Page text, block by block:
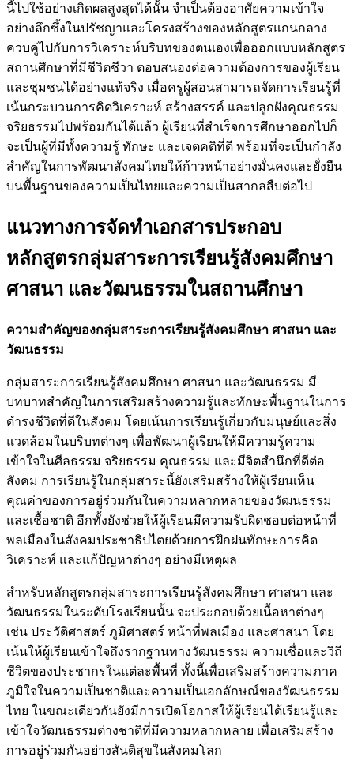
นี้ไปใช้อย่างเกิดผลสูงสุดได้นั้น จำเป็นต้องอาศัยความเข้าใจ
อย่างลึกซึ้งในปรัชญาและโครงสร้างของหลักสูตรแกนกลาง
ควบคู่ไปกับการวิเคราะห์บริบทของตนเองเพื่อออกแบบหลักสูตร
สถานศึกษาที่มีชีวิตชีวา ตอบสนองต่อความต้องการของผู้เรียน
และชุมชนได้อย่างแท้จริง เมื่อครูผู้สอนสามารถจัดการเรียนรู้ที่
เน้นกระบวนการคิดวิเคราะห์ สร้างสรรค์ และปลูกฝังคุณธรรม
จริยธรรมไปพร้อมกันได้แล้ว ผู้เรียนที่สำเร็จการศึกษาออกไปก็
จะเป็นผู้ที่มีทั้งความรู้ ทักษะ และเจตคติที่ดี พร้อมที่จะเป็นกำลัง
สำคัญในการพัฒนาสังคมไทยให้ก้าวหน้าอย่างมั่นคงและยั่งยืน
บนพื้นฐานของความเป็นไทยและความเป็นสากลสืบต่อไป
แนวทางการจัดทำเอกสารประกอบ
หลักสูตรกลุ่มสาระการเรียนรู้สังคมศึกษา
ศาสนา และวัฒนธรรมในสถานศึกษา
ความสำคัญของกลุ่มสาระการเรียนรู้สังคมศึกษา ศาสนา และ
วัฒนธรรม
กลุ่มสาระการเรียนรู้สังคมศึกษา ศาสนา และวัฒนธรรม มี
บทบาทสำคัญในการเสริมสร้างความรู้และทักษะพื้นฐานในการ
ดำรงชีวิตที่ดีในสังคม โดยเน้นการเรียนรู้เกี่ยวกับมนุษย์และสิ่ง
แวดล้อมในบริบทต่างๆ เพื่อพัฒนาผู้เรียนให้มีความรู้ความ
เข้าใจในศีลธรรม จริยธรรม คุณธรรม และมีจิตสำนึกที่ดีต่อ
สังคม การเรียนรู้ในกลุ่มสาระนี้ยังเสริมสร้างให้ผู้เรียนเห็น
คุณค่าของการอยู่ร่วมกันในความหลากหลายของวัฒนธรรม
และเชื้อชาติ อีกทั้งยังช่วยให้ผู้เรียนมีความรับผิดชอบต่อหน้าที่
พลเมืองในสังคมประชาธิปไตยด้วยการฝึกฝนทักษะการคิด
วิเคราะห์ และแก้ปัญหาต่างๆ อย่างมีเหตุผล
สำหรับหลักสูตรกลุ่มสาระการเรียนรู้สังคมศึกษา ศาสนา และ
วัฒนธรรมในระดับโรงเรียนนั้น จะประกอบด้วยเนื้อหาต่างๆ
เช่น ประวัติศาสตร์ ภูมิศาสตร์ หน้าที่พลเมือง และศาสนา โดย
เน้นให้ผู้เรียนเข้าใจถึงรากฐานทางวัฒนธรรม ความเชื่อและวิถี
ชีวิตของประชากรในแต่ละพื้นที่ ทั้งนี้เพื่อเสริมสร้างความภาค
ภูมิใจในความเป็นชาติและความเป็นเอกลักษณ์ของวัฒนธรรม
ไทย ในขณะเดียวกันยังมีการเปิดโอกาสให้ผู้เรียนได้เรียนรู้และ
เข้าใจวัฒนธรรมต่างชาติที่มีความหลากหลาย เพื่อเสริมสร้าง
การอยู่ร่วมกันอย่างสันติสุขในสังคมโลก